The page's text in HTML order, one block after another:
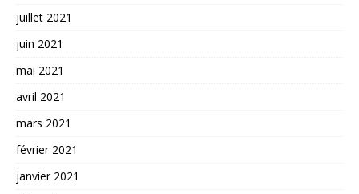
juillet 2021
juin 2021
mai 2021
avril 2021
mars 2021
février 2021
janvier 2021